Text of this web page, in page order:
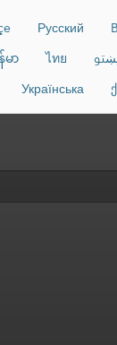
Русский
မာ ไทย
Українська